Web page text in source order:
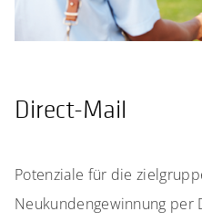
Direct-Mail
Potenziale für die
Neukundengewinnung per